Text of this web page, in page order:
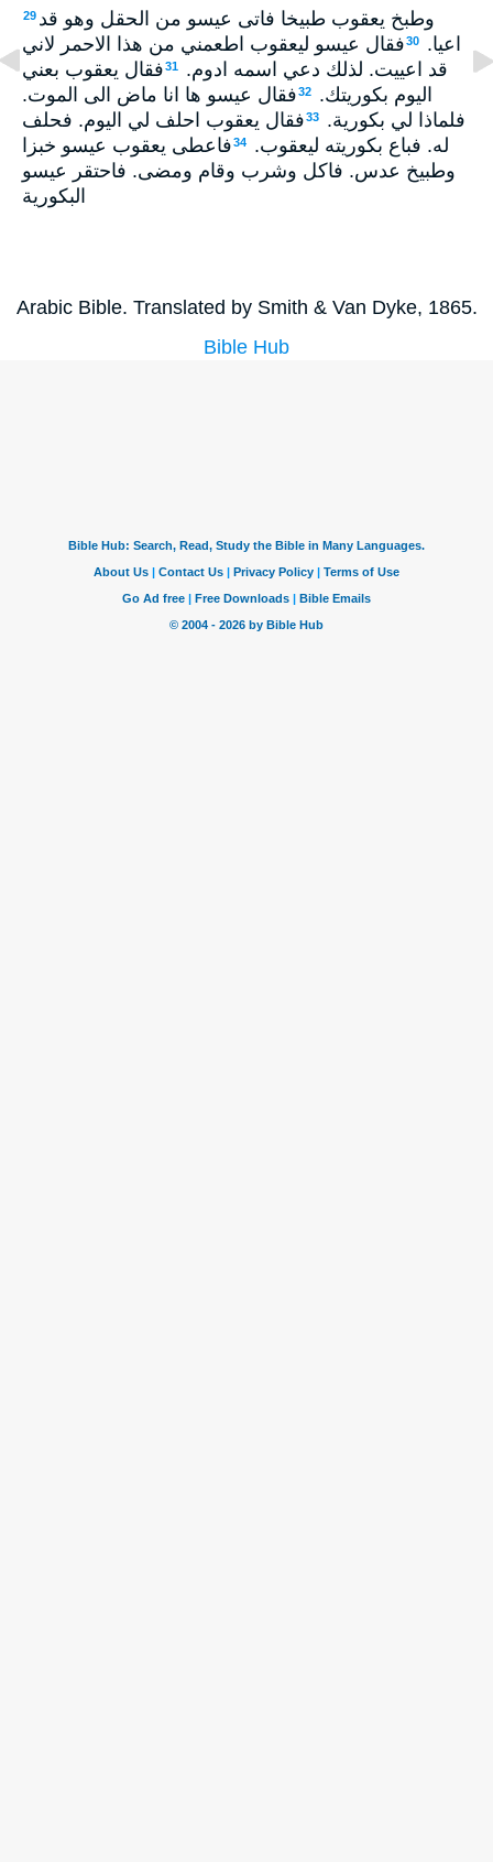
29 وطبخ يعقوب طبيخا فاتى عيسو من الحقل وهو قد
اعيا.
30فقال عيسو ليعقوب اطعمني من هذا الاحمر لاني
قد اعييت. لذلك دعي اسمه ادوم.
31فقال يعقوب بعني
اليوم بكوريتك.
32فقال عيسو ها انا ماض الى الموت.
فلماذا لي بكورية.
33فقال يعقوب احلف لي اليوم. فحلف
له. فباع بكوريته ليعقوب.
34فاعطى يعقوب عيسو خبزا
وطبيخ عدس. فاكل وشرب وقام ومضى. فاحتقر عيسو
البكورية
Arabic Bible. Translated by Smith & Van Dyke, 1865.
Bible Hub